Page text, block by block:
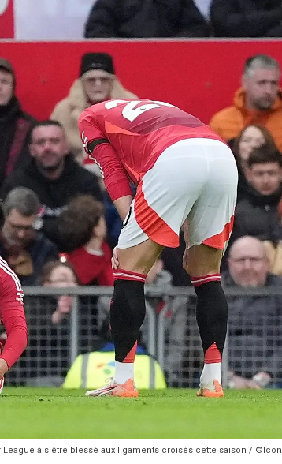
à s'être blessé aux ligaments croisés cette saison / ©Icon